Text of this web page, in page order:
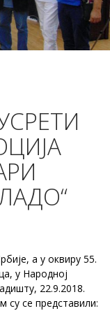
а у оквиру 55.
у Народној
22.9.2018.
су се представили: